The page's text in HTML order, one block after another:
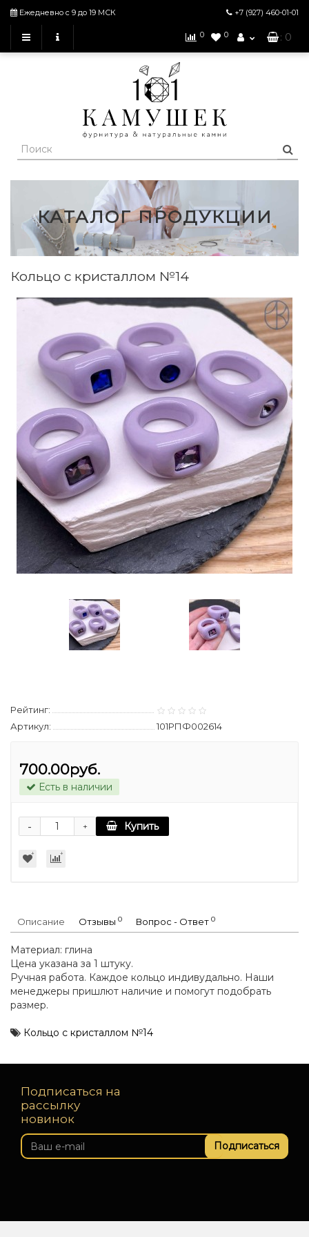
Ежедневно с 9 до 19 МСК +7 (927) 460-01-01
0 0 : 0
КАТАЛОГ ПРОДУКЦИИ
Кольцо с кристаллом №14
Рейтинг:
Артикул:
101РПФ002614
700.00руб.
Есть в наличии
+
- Купить
Описание Отзывы 0 Вопрос - Ответ 0
Материал: глина
Цена указана за 1 штуку.
Ручная работа. Каждое кольцо индивудально. Наши
менеджеры пришлют наличие и помогут подобрать
размер.
Кольцо с кристаллом №14
Подписаться на
рассылку
новинок
Подписаться